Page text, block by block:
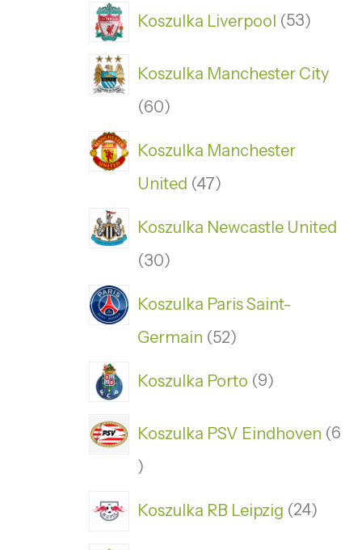
Koszulka Liverpool 53
Koszulka Manchester City
60
Koszulka Manchester
United
47
Koszulka Newcastle United
30
Koszulka Paris Saint-
Germain 52
Koszulka Porto 9
Koszulka PSV Eindhoven 6
Koszulka RB Leipzig 24